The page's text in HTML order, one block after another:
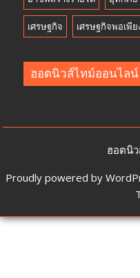
เศรษฐกิจ เศรษฐกิจพอเพีย
ฮอตนิวส์ไทม์ออนไลน์
ฮอตนิ
Proudly powered by